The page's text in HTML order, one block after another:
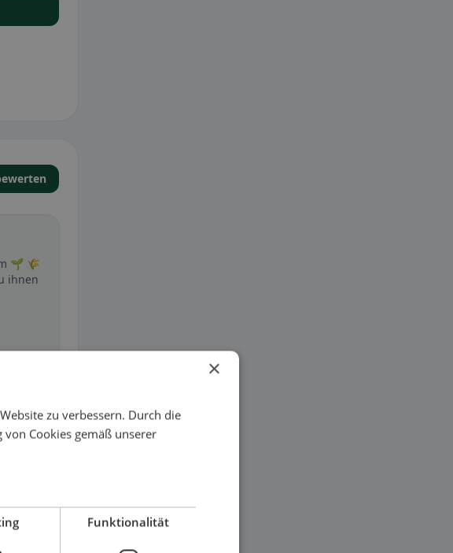
🌱 🌾
ihnen
oder
×
zu verbessern. Durch die
Cookies gemäß unserer
Funktionalität